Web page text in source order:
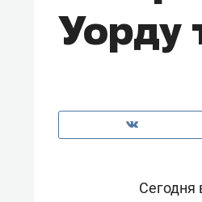
Уорду
Сегодня
чем